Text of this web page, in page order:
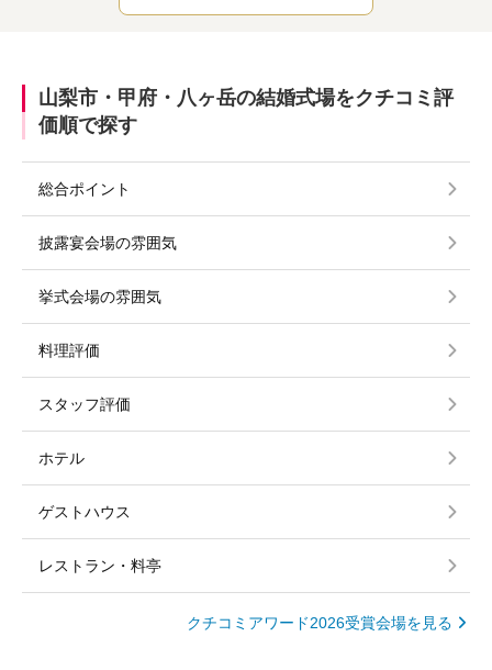
山梨市・甲府・八ヶ岳の結婚式場をクチコミ評
価順で探す
総合ポイント
披露宴会場の雰囲気
挙式会場の雰囲気
料理評価
スタッフ評価
ホテル
ゲストハウス
レストラン・料亭
クチコミアワード2026受賞会場を見る